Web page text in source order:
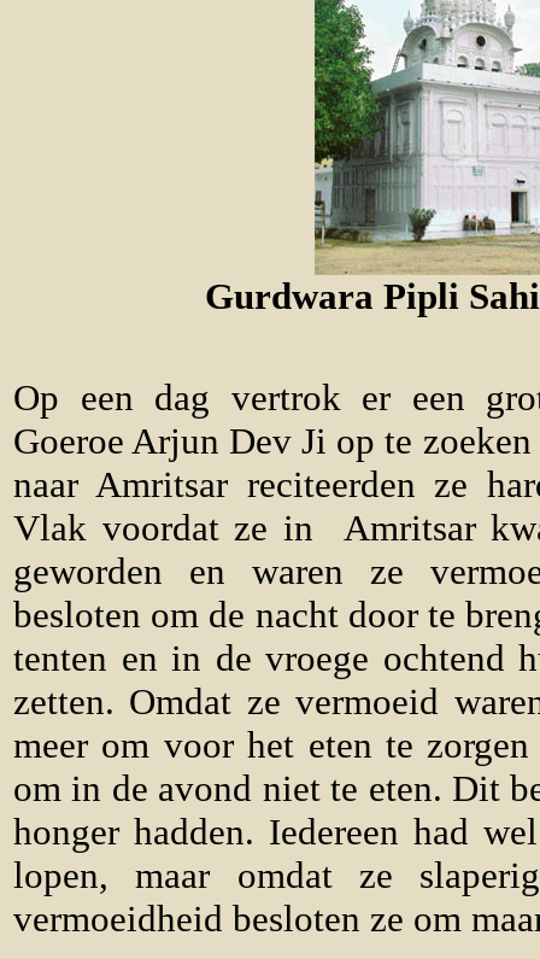
Gurdwara Pipli
Op een dag vertrok er een
Goeroe Arjun Dev Ji op te
naar Amritsar reciteerden ze
Vlak voordat ze in Amritsar
geworden en waren ze
besloten om de nacht door te
tenten en in de vroege ochtend
zetten. Omdat ze vermoeid
meer om voor het eten te
om in de avond niet te eten. Dit
honger hadden. Iedereen had
lopen, maar omdat ze
vermoeidheid besloten ze om